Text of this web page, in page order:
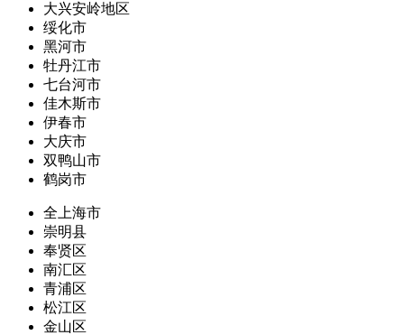
大兴安岭地区
绥化市
黑河市
牡丹江市
七台河市
佳木斯市
伊春市
大庆市
双鸭山市
鹤岗市
全上海市
崇明县
奉贤区
南汇区
青浦区
松江区
金山区